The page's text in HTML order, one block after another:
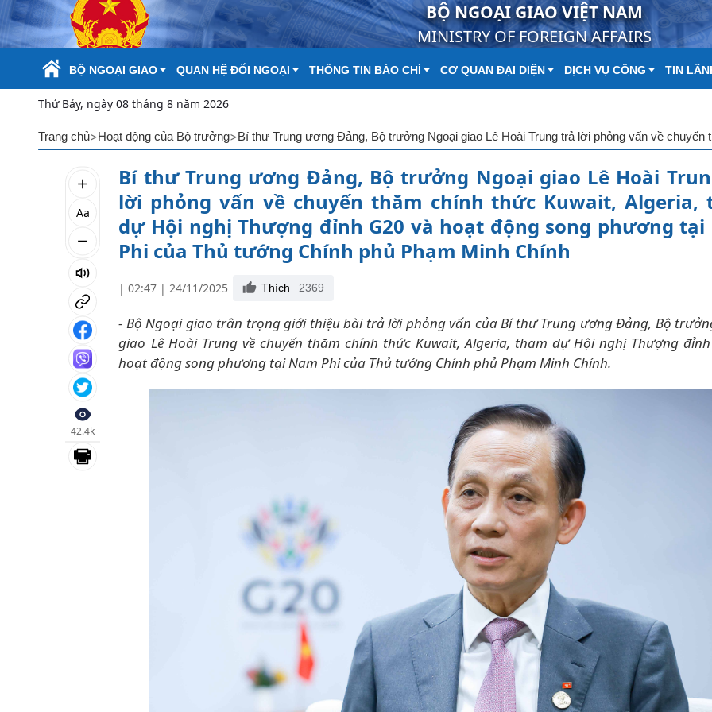
Skip to Main Content BỘ NGOẠI GIAO VIỆT NAM
MINISTRY OF FOREIGN AFFAIRS
BỘ NGOẠI GIAO QUAN HỆ ĐỐI NGOẠI THÔNG TIN BÁO CHÍ CƠ QUAN ĐẠI DIỆN DỊCH VỤ CÔNG TIN
Thứ Bảy, ngày 08 tháng 8 năm 2026
Trang chủ>Hoạt động của Bộ trưởng>
Aa
42.4k
Bí thư Trung ương Đảng, Bộ trưởng Ngoại giao Lê Hoài
lời phỏng vấn về chuyến thăm chính thức Kuwait, Algeria,
dự Hội nghị Thượng đỉnh G20 và hoạt động song phương tại
Phi của Thủ tướng Chính phủ Phạm Minh Chính
| 02:47 | 24/11/2025 Thích 2369
- Bộ Ngoại giao trân trọng giới thiệu bài trả lời phỏng vấn của Bí thư Trung ương Đảng, Bộ
giao Lê Hoài Trung về chuyến thăm chính thức Kuwait, Algeria, tham dự Hội nghị Thượng
hoạt động song phương tại Nam Phi của Thủ tướng Chính phủ Phạm Minh Chính.